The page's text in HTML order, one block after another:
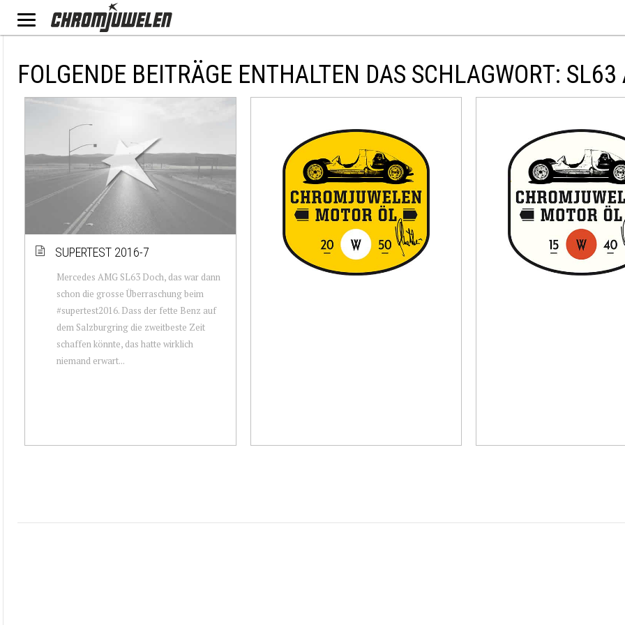
FOLGENDE BEITRÄGE ENTHALTEN DAS SCHLAGWORT:
SUPERTEST 2016-7
Mercedes AMG SL63 Doch, das war dann
schon die grosse Überraschung beim
#supertest2016. Dass der fette Benz auf
dem Salzburgring die zweitbeste Zeit
schaffen könnte, das hatte wirklich
niemand erwart...